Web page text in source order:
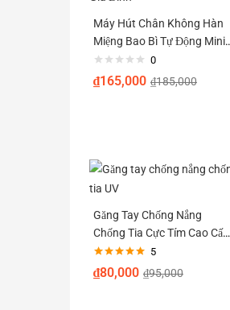
Máy Hút Chân Không Hàn
Miệng Bao Bì Tự Động Mini
Gia Đình
0
₫165,000 ₫185,000
Găng Tay Chống Nắng
Chống Tia Cực Tím Cao Cấp
Chuẩn UPF50+
Được xếp
hạng5.005
5
₫80,000 ₫95,000